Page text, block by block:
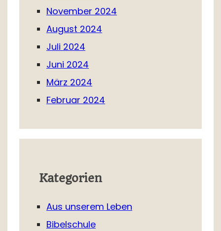
November 2024
August 2024
Juli 2024
Juni 2024
März 2024
Februar 2024
Kategorien
Aus unserem Leben
Bibelschule